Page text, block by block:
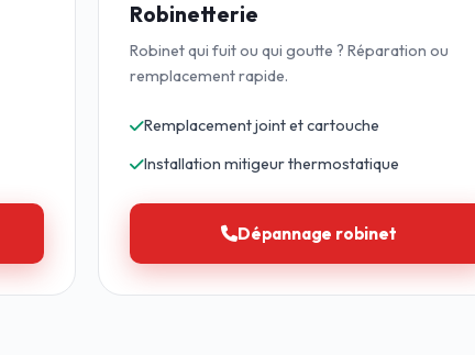
Robinetterie
Robinet qui fuit ou qui goutte ? Réparation ou
remplacement rapide.
Remplacement joint et cartouche
Installation mitigeur thermostatique
Dépannage robinet